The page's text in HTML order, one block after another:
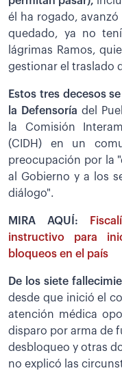
él ha rogado,
quedado, ya no
lágrimas Ramos,
gestionar el traslado
Estos tres decesos
la Defensoría del
la Comisión
(CIDH) en un
preocupación por la
al Gobierno y a los
diálogo".
MIRA AQUÍ:
instructivo para
bloqueos en el país
De los siete
desde que inició el
atención médica
disparo por arma de
desbloqueo y otras
no explicó las